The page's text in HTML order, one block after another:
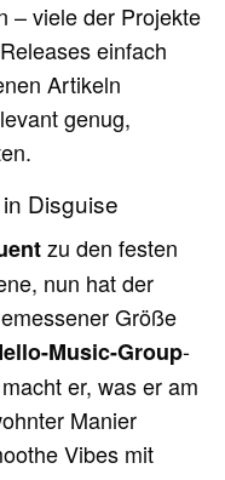
– viele der Projekte
einfach
Artikeln
genug,
Disguise
zu den festen
nun hat der
Größe
Music-Group-
er, was er am
Manier
Vibes mit